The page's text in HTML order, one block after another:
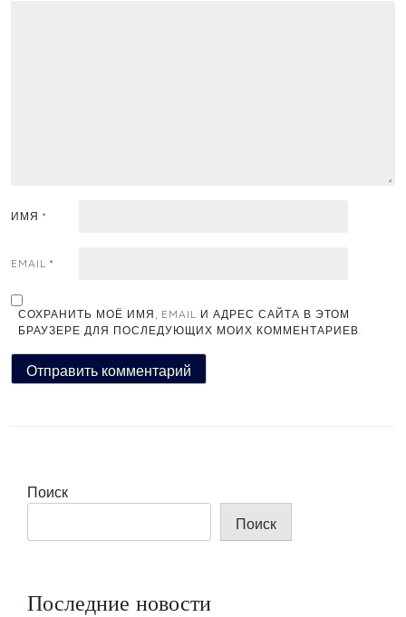
ИМЯ *
EMAIL *
СОХРАНИТЬ МОЁ ИМЯ, EMAIL И АДРЕС САЙТА В ЭТОМ
БРАУЗЕРЕ ДЛЯ ПОСЛЕДУЮЩИХ МОИХ КОММЕНТАРИЕВ.
Поиск
Поиск
Последние новости